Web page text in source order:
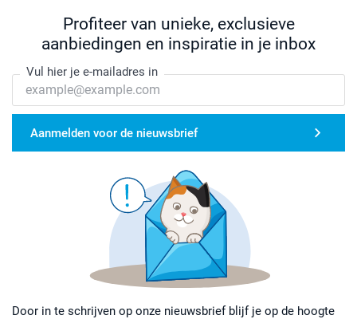
Profiteer van unieke, exclusieve
aanbiedingen en inspiratie in je inbox
Vul hier je e-mailadres in
Aanmelden voor de nieuwsbrief
Door in te schrijven op onze nieuwsbrief blijf je op de hoogte